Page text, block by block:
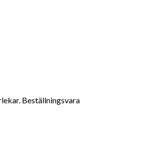
Beställningsvara